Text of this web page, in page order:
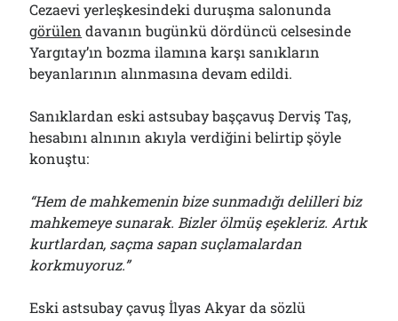
Cezaevi yerleşkesindeki duruşma salonunda
görülen davanın bugünkü dördüncü celsesinde
Yargıtay’ın bozma ilamına karşı sanıkların
beyanlarının alınmasına devam edildi.
Sanıklardan eski astsubay başçavuş Derviş Taş,
hesabını alnının akıyla verdiğini belirtip şöyle
konuştu:
“Hem de mahkemenin bize sunmadığı delilleri biz
mahkemeye sunarak. Bizler ölmüş eşekleriz. Artık
kurtlardan, saçma sapan suçlamalardan
korkmuyoruz.”
Eski astsubay çavuş İlyas Akyar da sözlü